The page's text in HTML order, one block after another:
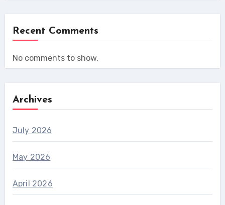
Recent Comments
No comments to show.
Archives
July 2026
May 2026
April 2026